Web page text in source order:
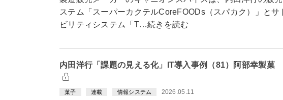
ステム「スーパーカクテルCoreFOODs（スパカク）」とサ
ビリティシステム「T…続きを読む
内田洋行「課題の見える化」IT導入事例（81）阿部幸製
菓子 連載 情報システム 2026.05.11